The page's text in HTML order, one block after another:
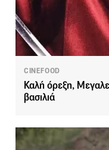
CINEFOOD
Καλή όρεξη,
βασιλιά